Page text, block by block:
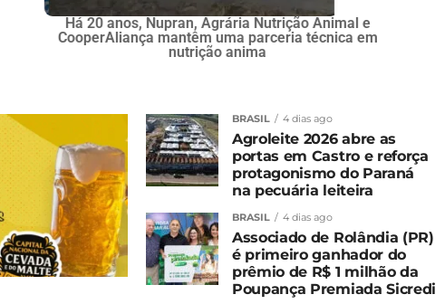
BRASIL 4 dias ago
Agroleite 2026 abre as
portas em Castro e reforça
protagonismo do Paraná
na pecuária leiteira
BRASIL 4 dias ago
Associado de Rolândia (PR)
é primeiro ganhador do
prêmio de R$ 1 milhão da
Poupança Premiada Sicredi